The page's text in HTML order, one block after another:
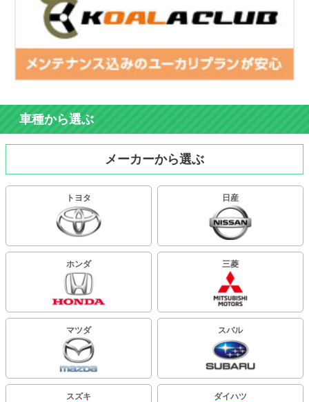
車種から選ぶ
メーカーから選ぶ
トヨタ 日産
ホンダ 三菱
マツダ スバル
スズキ ダイハツ